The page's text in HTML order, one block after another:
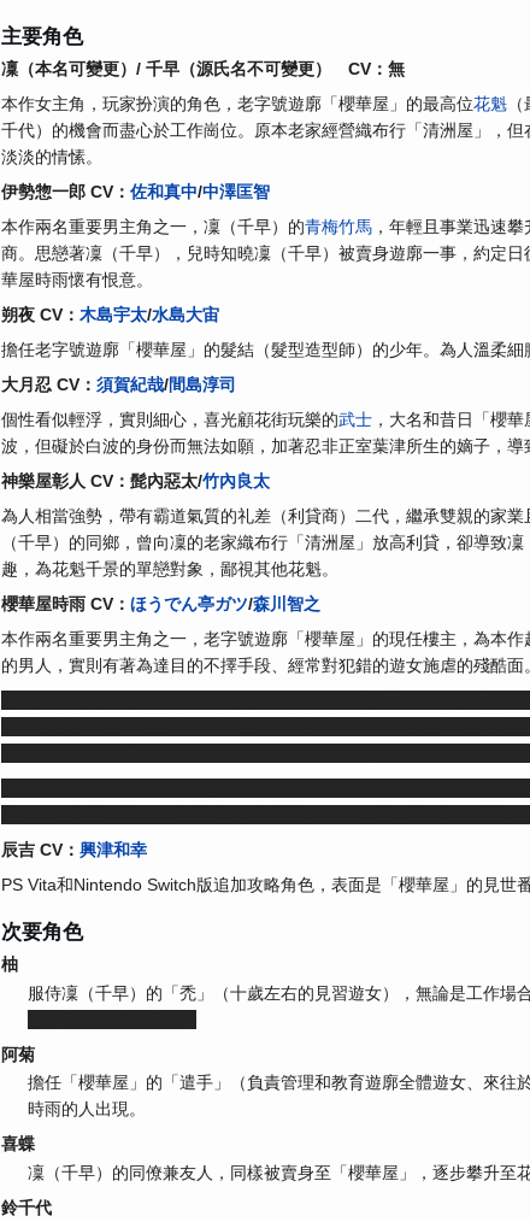
主要角色
凜（本名可變更）/ 千早（源氏名不可變更） CV：無
本作女主角，玩家扮演的角色，老字號遊廓「櫻華屋」的最高位花魁
千代）的機會而盡心於工作崗位。原本老家經營織布行「清洲屋」，
淡淡的情愫。
伊勢惣一郎 CV： 佐和真中/中澤匡智
本作兩名重要男主角之一，凜（千早）的青梅竹馬 ，年輕且事業迅速
商。思戀著凜（千早），兒時知曉凜（千早）被賣身遊廓一事，約定
華屋時雨懷有恨意。
朔夜 CV： 木島宇太/水島大宙
擔任老字號遊廓「櫻華屋」的髮結（髮型造型師）的少年。為人溫柔
大月忍 CV： 須賀紀哉/間島淳司
個性看似輕浮，實則細心，喜光顧花街玩樂的武士 ，大名和昔日「櫻
波，但礙於白波的身份而無法如願，加著忍非正室葉津所生的嫡子，
神樂屋彰人 CV：髭內惡太/竹內良太
為人相當強勢，帶有霸道氣質的礼差（利貸商）二代，繼承雙親的家
（千早）的同鄉，曾向凜的老家織布行「清洲屋」放高利貸，卻導致
趣，為花魁千景的單戀對象，鄙視其他花魁。
櫻華屋時雨 CV： ほうでん亭ガツ/森川智之
本作兩名重要男主角之一，老字號遊廓「櫻華屋」的現任樓主，為本
的男人，實則有著為達目的不擇手段、經常對犯錯的遊女施虐的殘酷面。
辰吉 CV： 興津和幸
PS Vita和Nintendo Switch版追加攻略角色，表面是「櫻華屋」的見世
次要角色
柚
服侍凜（千早）的「禿」（十歲左右的見習遊女），無論是工作場
阿菊
擔任「櫻華屋」的「遣手」（負責管理和教育遊廓全體遊女、來
時雨的人出現。
喜蝶
凜（千早）的同僚兼友人，同樣被賣身至「櫻華屋」，逐步攀升至
鈴千代